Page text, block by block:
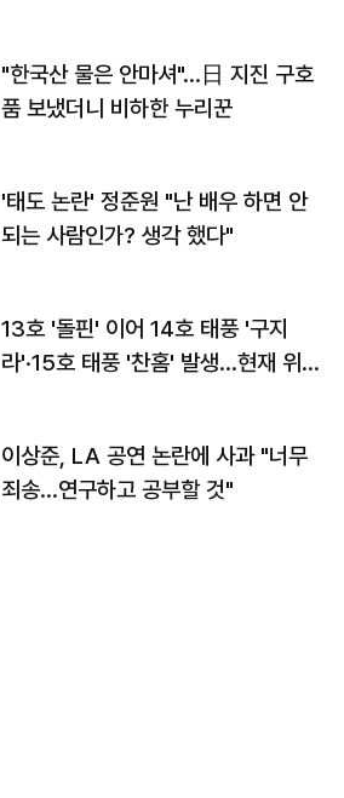
"한국산 물은 안마셔"…日 지진 구호
품 보냈더니 비하한 누리꾼
'태도 논란' 정준원 "난 배우 하면 안
되는 사람인가? 생각 했다"
13호 '돌핀' 이어 14호 태풍 '구지
라'·15호 태풍 '찬홈' 발생…현재 위
이상준, LA 공연 논란에 사과 "너무
죄송…연구하고 공부할 것"